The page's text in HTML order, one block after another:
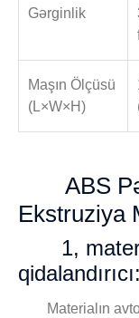
Gərginlik
Maşın Ölçüsü
(L×W×H)
ABS
Ekstruziya
1,
qidalandırıcı:
Materialın